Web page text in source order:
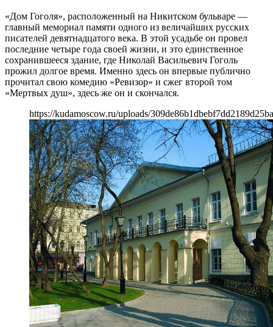
«Дом Гоголя», расположенный на Никитском бульваре —
главный мемориал памяти одного из величайших русских
писателей девятнадцатого века. В этой усадьбе он провел
последние четыре года своей жизни, и это единственное
сохранившееся здание, где Николай Васильевич Гоголь
прожил долгое время. Именно здесь он впервые публично
прочитал свою комедию «Ревизор» и сжег второй том
«Мертвых душ», здесь же он и скончался.
https://kudamoscow.ru/uploads/